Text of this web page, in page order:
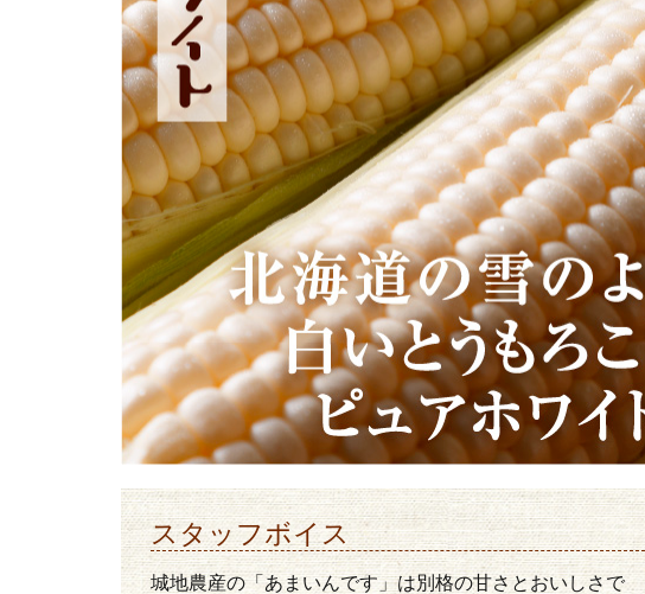
スタッフボイス
城地農産の「あまいんです」は別格の甘さとおいしさで